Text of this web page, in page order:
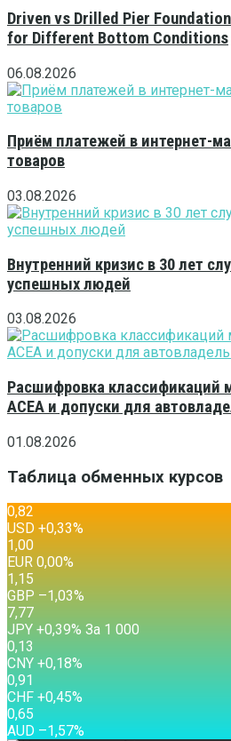
Driven vs Drilled Pier
for Different Bottom Conditions
06.08.2026
Приём платежей в интернет-
товаров
03.08.2026
Внутренний кризис в 30 лет
успешных людей
03.08.2026
Расшифровка классификаций
ACEA и допуски для
01.08.2026
Таблица обменных курсов
0,82
USD +0,33%
1,00
EUR 0,00%
1,15
GBP –1,03%
7,77
JPY +0,39% За 1 000
0,13
CNY +0,18%
0,91
CHF +0,45%
0,65
AUD –1,57%